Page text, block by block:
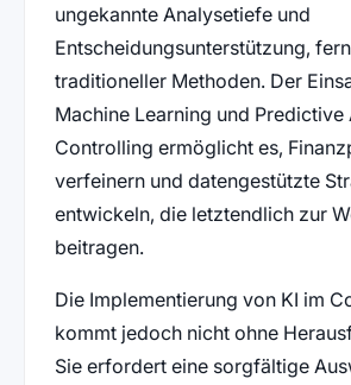
ungekannte Analysetiefe und
Entscheidungsunterstützung,
traditioneller Methoden. Der
Machine Learning und Predictive
Controlling ermöglicht es,
verfeinern und datengestützte
entwickeln, die letztendlich zur
beitragen.
Die Implementierung von KI im
kommt jedoch nicht ohne
Sie erfordert eine sorgfältige